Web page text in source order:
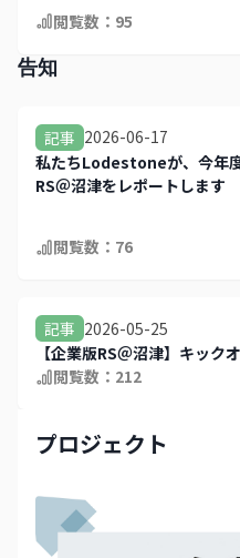
閲覧数： 95
告知
記事 2026-06-17
私たちLodestoneが、今年
RS＠沼津をレポートします
閲覧数： 76
記事 2026-05-25
【企業版RS＠沼津】キック
閲覧数： 212
プロジェクト